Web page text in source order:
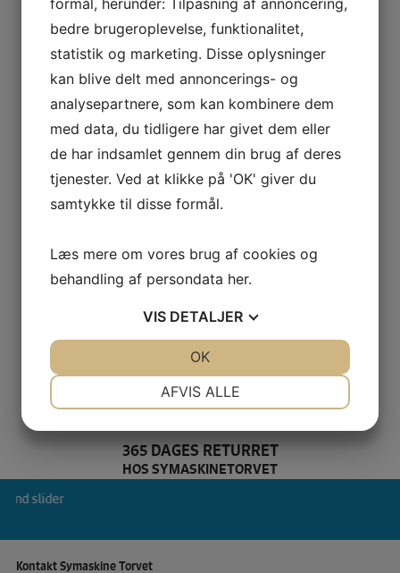
GRATIS LEVERING VED 399,-
PÅ KUN 1-2 HVERDAGE
100% SIKKER BETALING
ELLERS PENGENE RETUR
PRISMATCH + 5% RABAT
= DEN BEDSTE HANDEL
365 DAGES RETURRET
HOS SYMASKINETORVET
Kontakt Symaskine Torvet
bedre brugeroplevelse, funktionalitet,
statistik og marketing. Disse oplysninger
kan blive delt med annoncerings- og
analysepartnere, som kan kombinere dem
med data, du tidligere har givet dem eller
de har indsamlet gennem din brug af deres
tjenester. Ved at klikke på 'OK' giver du
samtykke til disse formål.
Læs mere om vores brug af cookies og
behandling af persondata her.
VIS DETALJER
MARKETING STATISTIK
AFVIS ALLE
OK